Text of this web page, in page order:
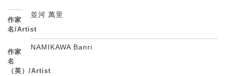
作家
名/Artist
並河 萬里
作家
名
（英）/Artist
NAMIKAWA Banri